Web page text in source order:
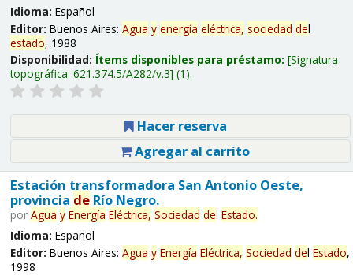
Idioma: Español
Editor: Buenos Aires: Agua y energía eléctrica, sociedad del
estado, 1988
Disponibilidad: Ítems disponibles para préstamo: Signatura
topográfica: 621.374.5/A282/v.3 (1).
Hacer reserva
Agregar al carrito
Estación transformadora San Antonio Oeste,
provincia deRío Negro.
por Agua y Energía Eléctrica, Sociedad del Estado.
Idioma: Español
Editor: Buenos Aires: Agua y Energía Eléctrica, Sociedad del Estado,
1998